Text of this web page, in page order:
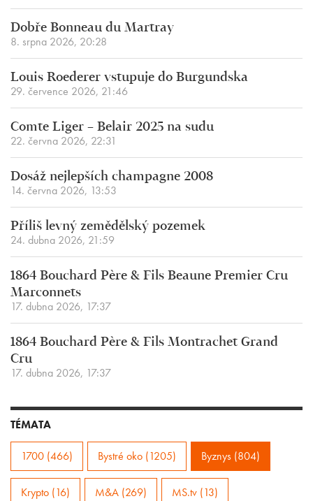
Dobře Bonneau du Martray
8. srpna 2026, 20:28
Louis Roederer vstupuje do Burgundska
29. července 2026, 21:46
Comte Liger – Belair 2025 na sudu
22. června 2026, 22:31
Dosáž nejlepších champagne 2008
14. června 2026, 13:53
Příliš levný zemědělský pozemek
24. dubna 2026, 21:59
1864 Bouchard Père & Fils Beaune Premier Cru
Marconnets
17. dubna 2026, 17:37
1864 Bouchard Père & Fils Montrachet Grand
Cru
17. dubna 2026, 17:37
TÉMATA
1700 (466) Bystré oko (1205) Byznys (804)
Krypto (16) M&A (269) MS.tv (13)